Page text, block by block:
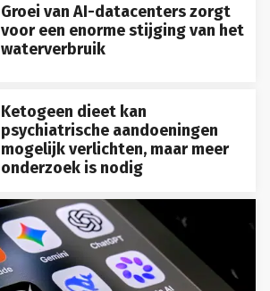
Groei van AI-datacenters zorgt
voor een enorme stijging van het
waterverbruik
Ketogeen dieet kan
psychiatrische aandoeningen
mogelijk verlichten, maar meer
onderzoek is nodig